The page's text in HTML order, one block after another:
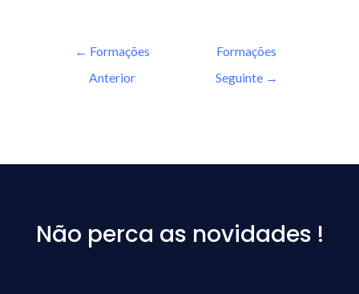
← Formações
Anterior
Formações
Seguinte →
Não perca as novidades !